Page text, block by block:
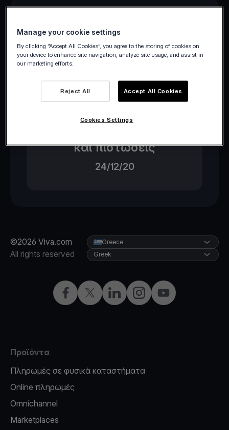
Ανακοίνωση Πώλησης-
Μεταβίβασης
και πιστώσεις
24/12/20
©2026 Viva.com
All rights reserved
Facebook
X LinkedInInstagramYouTube
Greece
Greek
Προϊόντα
Πληρωμές σε φυσικά καταστήματα
Online πληρωμές
Omnichannel
Marketplaces
Manage your cookie settings
By clicking “Accept All Cookies”, you agree to the storing of cookies on
your device to enhance site navigation, analyze site usage, and assist in
our marketing efforts.
Reject All Accept All Cookies
Cookies Settings